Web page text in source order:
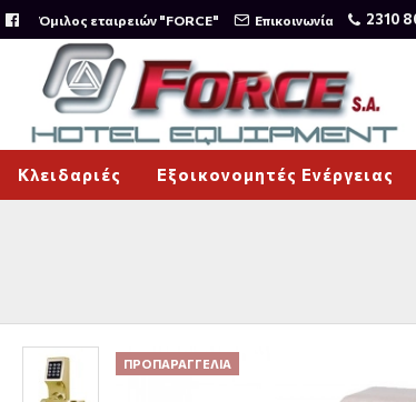
Όμιλος εταιρειών "FORCE" Επικοινωνία 2310
Κλειδαριές Εξοικονομητές Ενέργειας
ΠΡΟΠΑΡΑΓΓΕΛΊΑ